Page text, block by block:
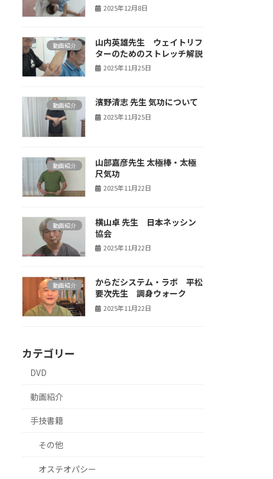
2025年12月8日
動画紹介
山内英雄先生 ウェイトリフ
ターのためのストレッチ解説
2025年11月25日
動画紹介 濱野清志 先生 気功について
2025年11月25日
動画紹介
山部嘉彦先生 太極棒・太極
尺気功
2025年11月22日
動画紹介
横山卓 先生 日本ネッシン
協会
2025年11月22日
動画紹介
からだシステム・ラボ 平松
要次先生 調身ウォーク
2025年11月22日
カテゴリー
DVD
動画紹介
手技書籍
その他
オステオパシー